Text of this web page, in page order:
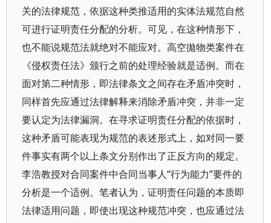
关的法律规范，依据这种类推适用的实体法规范自然
可进行证明责任分配的分析。可见，在这种情形下，
也不能说规范法就绝对不能应对。高空拋物类案件在
《侵权责任法》颁行之前的处理经验就是适例。而在
面对第二种情形，即法律条文之间存在矛盾冲突时，
同样首先应通过法律解释来消除矛盾冲突，并非一定
要认定为法律漏洞。在寻求证明责任分配的依据时，
这种矛盾可能表现为规范的表述形式上，如对同一要
件事实有两个以上条文分别作出了正反方向的规定。
李浩教授对合同案件中合同当事人“行为能力”要件的
分析是一个适例。笔者认为，证明责任问题的本质即
法律适用问题，即使出现这种规范冲突，也应通过法